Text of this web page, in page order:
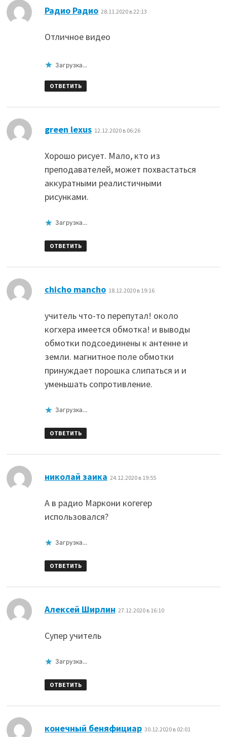
Радио Радио: 28.11.2020 в 22:13
Отличное видео
Загрузка...
ОТВЕТИТЬ
green lexus: 12.12.2020 в 06:26
Хорошо рисует. Мало, кто из
преподавателей, может похвастаться
аккуратными реалистичными
рисунками.
Загрузка...
ОТВЕТИТЬ
chicho mancho: 18.12.2020 в 19:16
учитель что-то перепутал! около
когхера имеется обмотка! и выводы
обмотки подсоединены к антенне и
земли. магнитное поле обмотки
принуждает порошка слипаться и и
уменьшать сопротивление.
Загрузка...
ОТВЕТИТЬ
николай заика 24.12.2020 в 19:55
А в радио Маркони когегер
использовался?
Загрузка...
ОТВЕТИТЬ
Алексей Ширлин 27.12.2020 в 16:10
Супер учитель
Загрузка...
ОТВЕТИТЬ
конечный беняфициар: 30.12.2020 в 02:01